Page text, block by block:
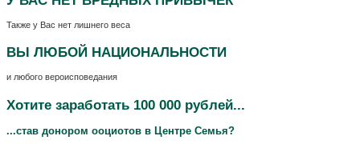
Также у Вас нет лишнего веса
ВЫ ЛЮБОЙ НАЦИОНАЛЬНОСТИ
и любого вероисповедания
Хотите заработать 100 000 рублей...
...став донором ооциотов в Центре Семья?